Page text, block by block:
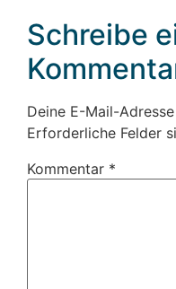
Schreibe
Deine E-Mail-
Erforderliche Felder
Kommentar *